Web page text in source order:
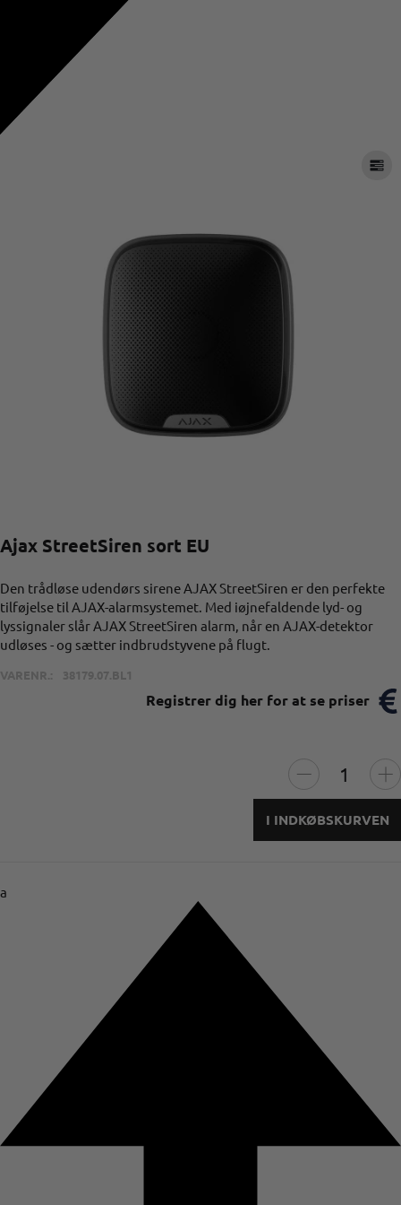
Ajax StreetSiren sort EU
Den trådløse udendørs sirene AJAX StreetSiren er den perfekte
tilføjelse til AJAX-alarmsystemet. Med iøjnefaldende lyd- og
lyssignaler slår AJAX StreetSiren alarm, når en AJAX-detektor
udløses - og sætter indbrudstyvene på flugt.
VARENR.: 38179.07.BL1
Registrer dig her for at se priser
I INDKØBSKURVEN
a